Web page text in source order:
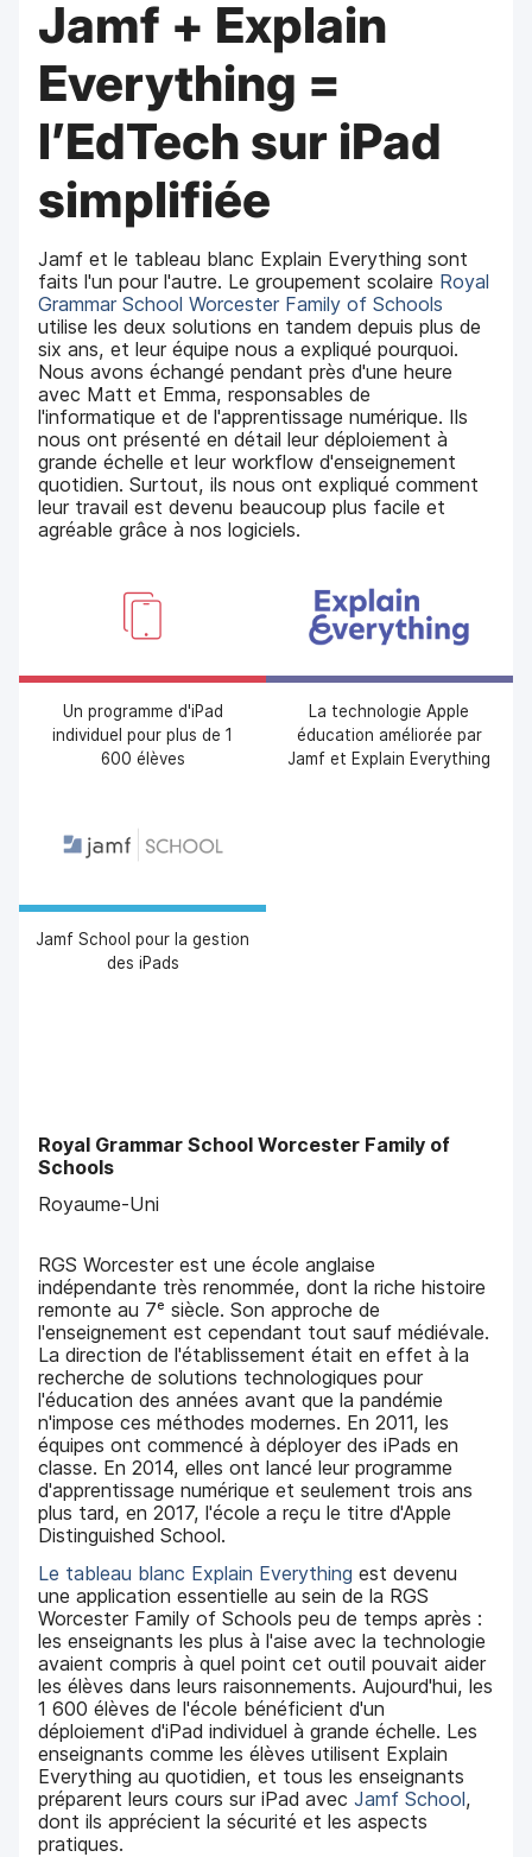
Jamf + Explain
Everything =
l’EdTech sur iPad
simplifiée
Jamf et le tableau blanc Explain Everything sont
faits l'un pour l'autre. Le groupement scolaire Royal
Grammar School Worcester Family of Schools
utilise les deux solutions en tandem depuis plus de
six ans, et leur équipe nous a expliqué pourquoi.
Nous avons échangé pendant près d'une heure
avec Matt et Emma, responsables de
l'informatique et de l'apprentissage numérique. Ils
nous ont présenté en détail leur déploiement à
grande échelle et leur workflow d'enseignement
quotidien. Surtout, ils nous ont expliqué comment
leur travail est devenu beaucoup plus facile et
agréable grâce à nos logiciels.
Un programme d'iPad
individuel pour plus de 1
600 élèves
La technologie Apple
éducation améliorée par
Jamf et Explain Everything
Jamf School pour la gestion
des iPads
Royal Grammar School Worcester Family of
Schools
Royaume-Uni
RGS Worcester est une école anglaise
indépendante très renommée, dont la riche histoire
remonte au 7ᵉ siècle. Son approche de
l'enseignement est cependant tout sauf médiévale.
La direction de l'établissement était en effet à la
recherche de solutions technologiques pour
l'éducation des années avant que la pandémie
n'impose ces méthodes modernes. En 2011, les
équipes ont commencé à déployer des iPads en
classe. En 2014, elles ont lancé leur programme
d'apprentissage numérique et seulement trois ans
plus tard, en 2017, l'école a reçu le titre d'Apple
Distinguished School.
Le tableau blanc Explain Everything est devenu
une application essentielle au sein de la RGS
Worcester Family of Schools peu de temps après :
les enseignants les plus à l'aise avec la technologie
avaient compris à quel point cet outil pouvait aider
les élèves dans leurs raisonnements. Aujourd'hui, les
1 600 élèves de l'école bénéficient d'un
déploiement d'iPad individuel à grande échelle. Les
enseignants comme les élèves utilisent Explain
Everything au quotidien, et tous les enseignants
préparent leurs cours sur iPad avecJamf School,
dont ils apprécient la sécurité et les aspects
pratiques.